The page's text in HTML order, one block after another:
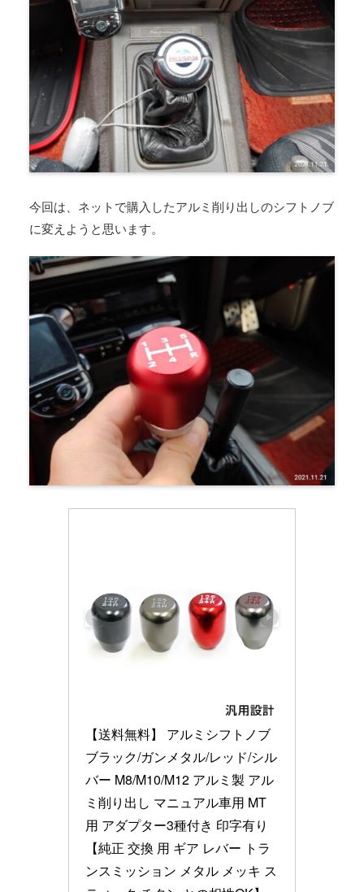
今回は、ネットで購入したアルミ削り出しのシフトノブ
に変えようと思います。
【送料無料】 アルミシフトノブ
ブラック/ガンメタル/レッド/シル
バー M8/M10/M12 アルミ製 アル
ミ削り出し マニュアル車用 MT
用 アダプター3種付き 印字有り
【純正 交換 用 ギア レバー トラ
ンスミッション メタル メッキ ス